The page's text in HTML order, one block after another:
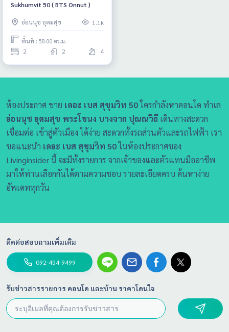
Sukhumvit 50 ( BTS Onnut )
อ่อนนุช อุดมสุข 1.1k
พื้นที่ : 58.00 ตร.ม.
2 2 4
ห้องประกาศ ขาย เดอะ เบส สุขุมวิท 50ใครกำลังหาคอนโด ทำเล
อ่อนนุช อุดมสุข พระโขนง บางจาก ปุณณวิถี เดินทางสะดวก
เชื่อมต่อ เข้าสู่ตัวเมือง ได้ง่าย สะดวกทั้งรถส่วนตัวและรถไฟฟ้า เรา
ขอแนะนำ เดอะ เบส สุขุมวิท 50ในห้องประกาศของ
Livinginsider นี้ จะมีทั้งรายการ จากเจ้าของและตัวแทนมืออาชีพ
มาให้ท่านเลือกกันได้ตามความชอบ รายละเอียดครบ ค้นหาง่าย
อัพเดททุกวัน
ติดต่อสอบถามเพิ่มเติม
092-454-9499
รับข่าวสารรายการ คอนโด และบ้าน ราคาโดนใจ